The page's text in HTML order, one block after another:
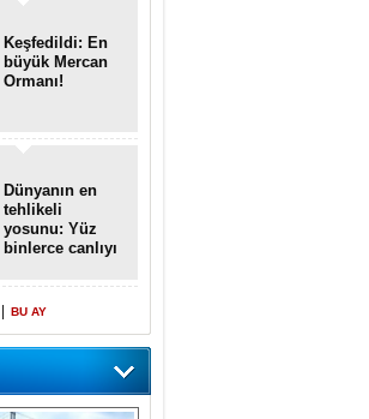
Keşfedildi: En
büyük Mercan
Ormanı!
Dünyanın en
tehlikeli
yosunu: Yüz
binlerce canlıyı
BU AY